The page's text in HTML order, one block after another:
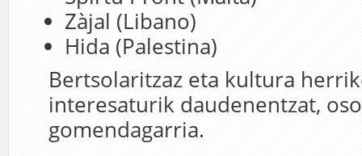
Zàjal (Libano)
Hida (Palestina)
Bertsolaritzaz eta kultura
interesaturik daudenentzat,
gomendagarria.